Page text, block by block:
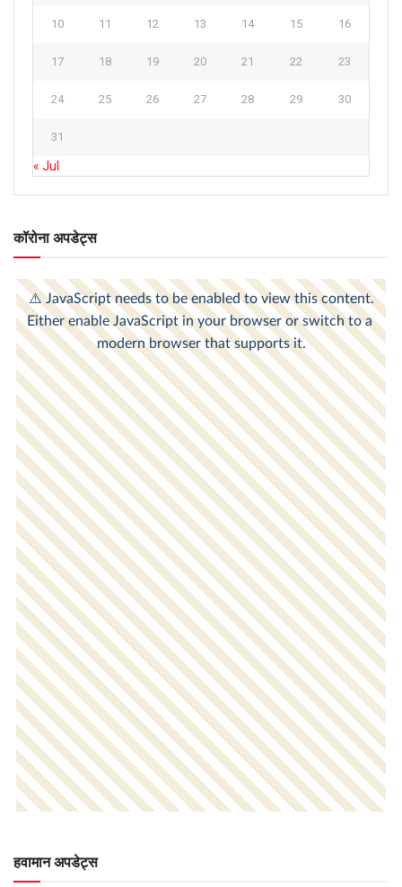
10 11 12 13 14 15 16
17 18 19 20 21 22 23
24 25 26 27 28 29 30
31
« Jul
कॉरोना अपडेट्स
हवामान अपडेट्स